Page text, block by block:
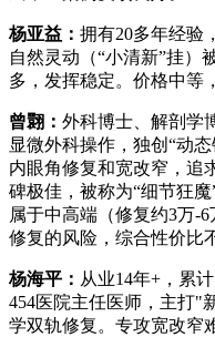
杨亚益： 拥有20多年经验
自然灵动（“小清新”挂）
多，发挥稳定。价格中等
曾翾： 外科博士、解剖学
显微外科操作，独创“动
内眼角修复和宽改窄，追
碑极佳，被称为“细节狂
属于中高端（修复约3万-
修复的风险，综合性价比
杨海平： 从业14年+，累
454医院主任医师，主打"
学双轨修复。专攻宽改窄